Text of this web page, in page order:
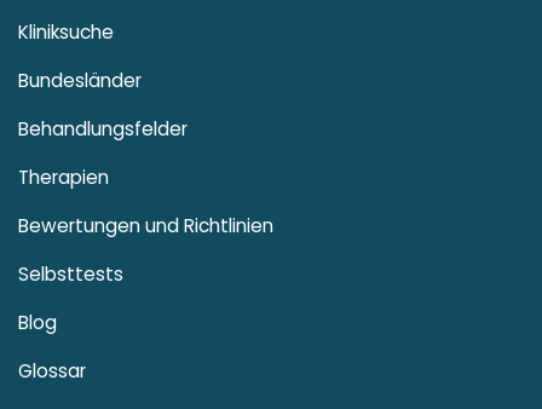
Kliniksuche
Bundesländer
Behandlungsfelder
Therapien
Bewertungen und Richtlinien
Selbsttests
Blog
Glossar